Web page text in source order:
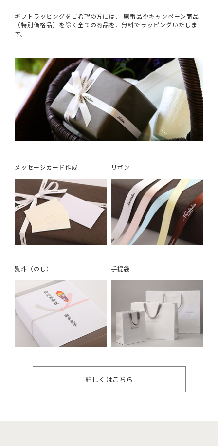
ギフトラッピングをご希望の方には、 廃番品やキャンペーン商品
（特別価格品）を除く全ての商品を、無料でラッピングいたしま
す。
メッセージカード作成 リボン
熨斗（のし） 手提袋
詳しくはこちら